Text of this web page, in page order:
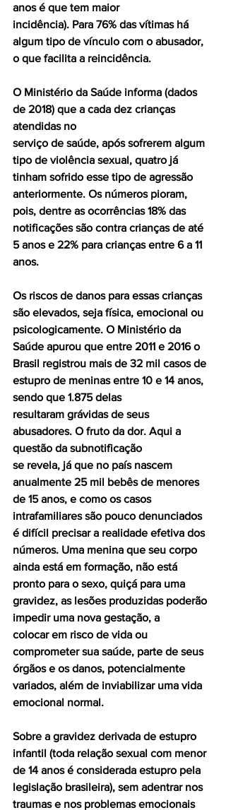
anos é que tem maior
incidência). Para 76% das vítimas há
algum tipo de vínculo com o abusador,
o que facilita a reincidência.
O Ministério da Saúde informa (dados
de 2018) que a cada dez crianças
atendidas no
serviço de saúde, após sofrerem algum
tipo de violência sexual, quatro já
tinham sofrido esse tipo de agressão
anteriormente. Os números pioram,
pois, dentre as ocorrências 18% das
notificações são contra crianças de até
5 anos e 22% para crianças entre 6 a 11
anos.
Os riscos de danos para essas crianças
são elevados, seja física, emocional ou
psicologicamente. O Ministério da
Saúde apurou que entre 2011 e 2016 o
Brasil registrou mais de 32 mil casos de
estupro de meninas entre 10 e 14 anos,
sendo que 1.875 delas
resultaram grávidas de seus
abusadores. O fruto da dor. Aqui a
questão da subnotificação
se revela, já que no país nascem
anualmente 25 mil bebês de menores
de 15 anos, e como os casos
intrafamiliares são pouco denunciados
é difícil precisar a realidade efetiva dos
números. Uma menina que seu corpo
ainda está em formação, não está
pronto para o sexo, quiçá para uma
gravidez, as lesões produzidas poderão
impedir uma nova gestação, a
colocar em risco de vida ou
comprometer sua saúde, parte de seus
órgãos e os danos, potencialmente
variados, além de inviabilizar uma vida
emocional normal.
Sobre a gravidez derivada de estupro
infantil (toda relação sexual com menor
de 14 anos é considerada estupro pela
legislação brasileira), sem adentrar nos
traumas e nos problemas emocionais